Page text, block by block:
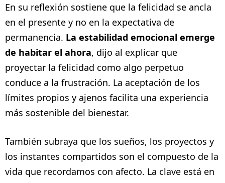
En su reflexión sostiene que la felicidad se ancla
en el presente y no en la expectativa de
permanencia. La estabilidad emocional emerge
de habitar el ahora, dijo al explicar que
proyectar la felicidad como algo perpetuo
conduce a la frustración. La aceptación de los
límites propios y ajenos facilita una experiencia
más sostenible del bienestar.
También subraya que los sueños, los proyectos y
los instantes compartidos son el compuesto de la
vida que recordamos con afecto. La clave está en